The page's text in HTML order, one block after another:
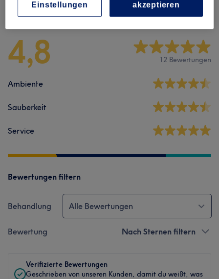
Salonbewertungen
4,8 12 Bewertungen
Ambiente
Sauberkeit
Service
Bewertungen filtern
Behandlung Alle Bewertungen
Bewertung Nach Sternen filtern
Verifizierte Bewertungen
Geschrieben von unseren Kunden, damit du weißt, was
Einstellungen
akzeptieren